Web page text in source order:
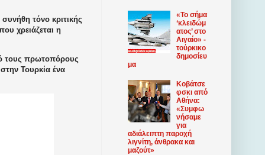
τόνο κριτικής
χρειάζεται η
τους πρωτοπόρους
Τουρκία ένα
«Το σήμα
‘κλειδώμ
ατος’ στο
Αιγαίο» -
τούρκικο
δημοσίευ
μα
Κοβάτσε
φσκι από
Αθήνα:
«Συμφω
νήσαμε
για
αδιάλειπτη παροχή
λιγνίτη, άνθρακα και
μαζούτ»